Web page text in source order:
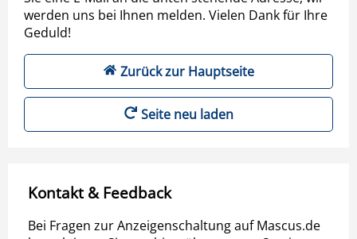
werden uns bei Ihnen melden. Vielen Dank für Ihre
Geduld!
Zurück zur Hauptseite
Seite neu laden
Kontakt & Feedback
Bei Fragen zur Anzeigenschaltung auf Mascus.de